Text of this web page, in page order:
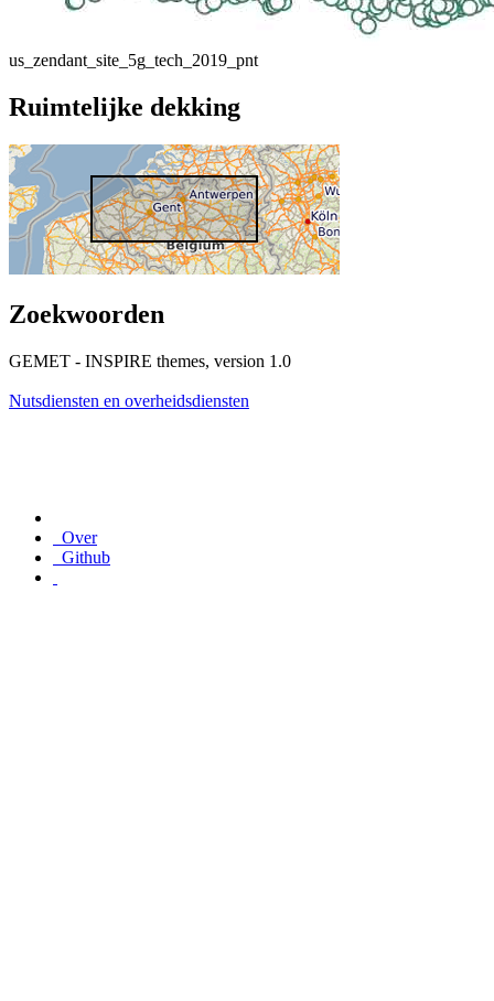
us_zendant_site_5g_tech_2019_pnt
Ruimtelijke dekking
Zoekwoorden
GEMET - INSPIRE themes, version 1.0
Nutsdiensten en overheidsdiensten
Over
Github